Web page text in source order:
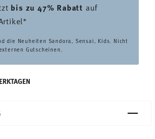
bis zu 47% Rabatt auf
die Neuheiten Sandora, Sensai, Kids. Nicht
Gutscheinen.